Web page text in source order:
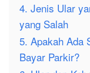
4. Jenis Ular
yang Salah
5. Apakah Ada
Bayar Parkir?